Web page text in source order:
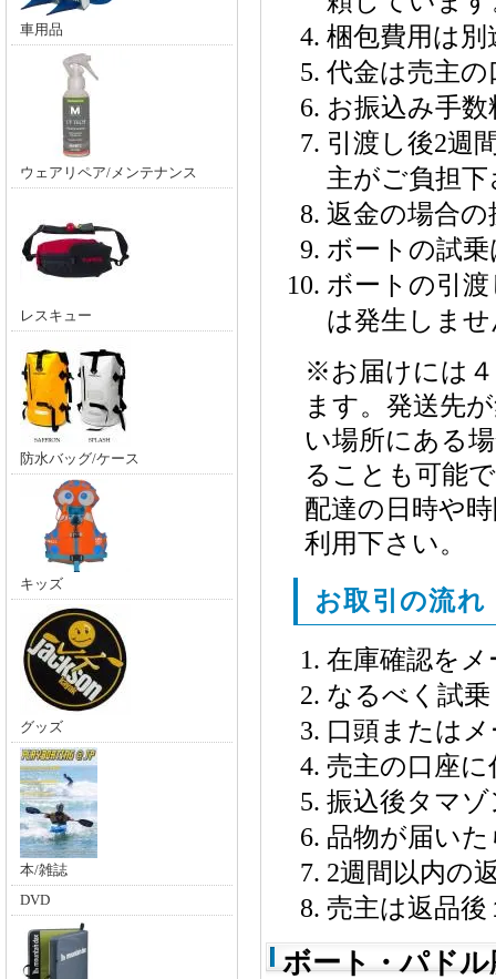
車用品
ウェアリペア/メンテナンス
レスキュー
防水バッグ/ケース
キッズ
グッズ
本/雑誌
DVD
梱包費用は
代金は売主
お振込み手
引渡し後2週
主がご負担
返金の場合
ボートの試
ボートの引
は発生しま
※お届けには
ます。発送先
い場所にある
ることも可能
配達の日時や
利用下さい。
お取引の流れ
在庫確認を
なるべく試
口頭または
売主の口座
振込後タマ
品物が届い
2週間以内の
売主は返品
ボート・パド